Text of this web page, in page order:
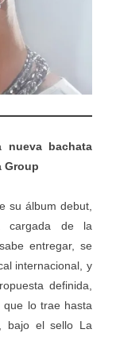
nueva bachata
Group
su álbum debut,
cargada de la
entregar, se
internacional, y
definida,
que lo trae hasta
bajo el sello La